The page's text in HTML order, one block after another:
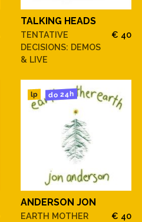
TALKING HEADS
TENTATIVE
DECISIONS: DEMOS
& LIVE
€ 40
lp do 24h
ANDERSON JON
EARTH MOTHER
€ 40